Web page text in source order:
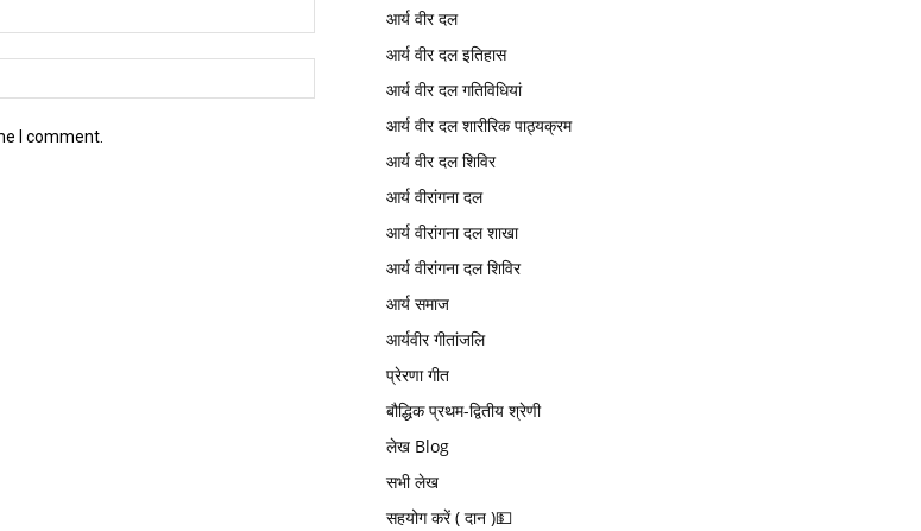
I comment.
आर्य वीर दल
आर्य वीर दल इतिहास
आर्य वीर दल गतिविधियां
आर्य वीर दल शारीरिक पाठ्यक्रम
आर्य वीर दल शिविर
आर्य वीरांगना दल
आर्य वीरांगना दल शाखा
आर्य वीरांगना दल शिविर
आर्य समाज
आर्यवीर गीतांजलि
प्रेरणा गीत
बौद्धिक प्रथम-द्वितीय श्रेणी
लेख Blog
सभी लेख
सहयोग करें ( दान )💵